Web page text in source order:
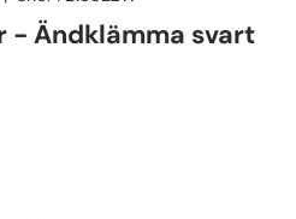
- Ändklämma svart